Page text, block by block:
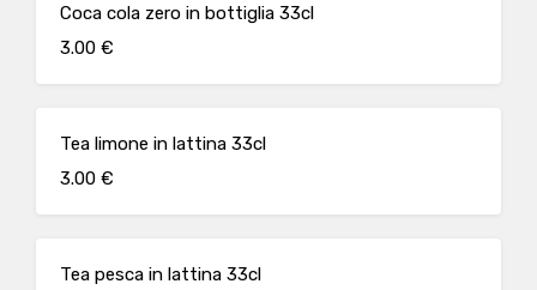
Coca cola zero in bottiglia 33cl
3.00 €
Tea limone in lattina 33cl
3.00 €
Tea pesca in lattina 33cl